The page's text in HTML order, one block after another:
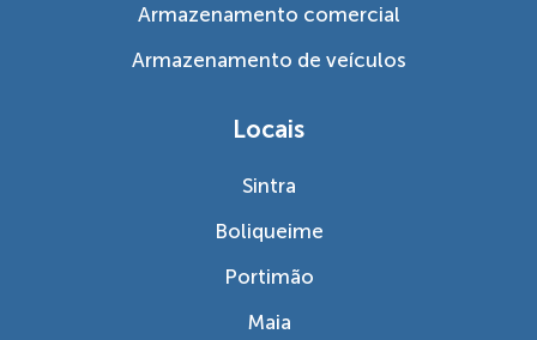
Armazenamento comercial
Armazenamento de veículos
Locais
Sintra
Boliqueime
Portimão
Maia